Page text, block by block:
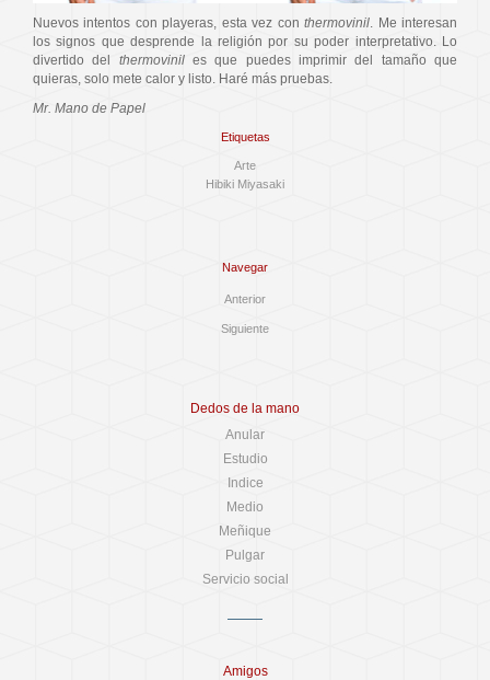
Nuevos intentos con playeras, esta vez conthermovinil . Me interesan
los signos que desprende la religión por su poder interpretativo. Lo
divertido del thermoviniles que puedes imprimir del tamaño que
quieras, solo mete calor y listo. Haré más pruebas.
Mr. Mano de Papel
Etiquetas
Arte
Hibiki Miyasaki
Navegar
Anterior
Siguiente
Dedos de la mano
Anular
Estudio
Indice
Medio
Meñique
Pulgar
Servicio social
Amigos